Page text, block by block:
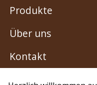
Produkte
Über uns
Kontakt